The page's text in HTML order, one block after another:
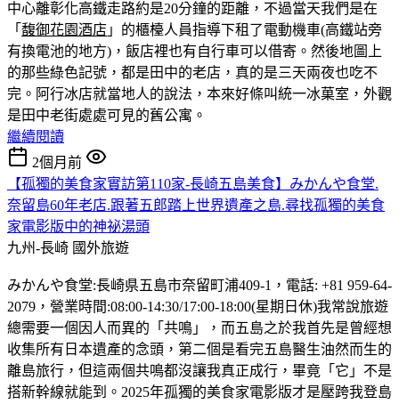
中心離彰化高鐵走路約是20分鐘的距離，不過當天我們是在
「 馥御花園酒店 」的櫃檯人員指導下租了電動機車(高鐵站旁
有換電池的地方)，飯店裡也有自行車可以借寄。然後地圖上
的那些綠色記號，都是田中的老店，真的是三天兩夜也吃不
完。 阿行冰店就當地人的說法，本來好條叫統一冰菓室，外觀
是田中老街處處可見的舊公寓。
繼續閱讀
2個月前
【孤獨的美食家實訪第110家-長崎五島美食】みかんや食堂.
奈留島60年老店.跟著五郎踏上世界遺產之島.尋找孤獨的美食
家電影版中的神祕湯頭
九州-長崎 國外旅遊
みかんや食堂:長崎県五島市奈留町浦409-1，電話: +81 959-64-
2079，營業時間:08:00-14:30/17:00-18:00(星期日休)我常說旅遊
總需要一個因人而異的「共鳴」，而五島之於我首先是曾經想
收集所有日本遺產的念頭，第二個是看完五島醫生油然而生的
離島旅行，但這兩個共鳴都沒讓我真正成行，畢竟「它」不是
搭新幹線就能到。2025年孤獨的美食家電影版才是壓跨我登島